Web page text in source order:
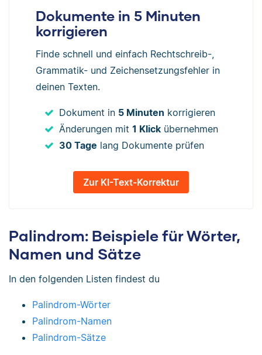
Dokumente in 5 Minuten
korrigieren
Finde schnell und einfach Rechtschreib-,
Grammatik- und Zeichensetzungsfehler in
deinen Texten.
Dokument in 5 Minuten korrigieren
Änderungen mit 1 Klick übernehmen
30 Tage lang Dokumente prüfen
Zur KI-Text-Korrektur
Palindrom: Beispiele für Wörter,
Namen und Sätze
In den folgenden Listen findest du
Palindrom-Wörter
Palindrom-Namen
Palindrom-Sätze